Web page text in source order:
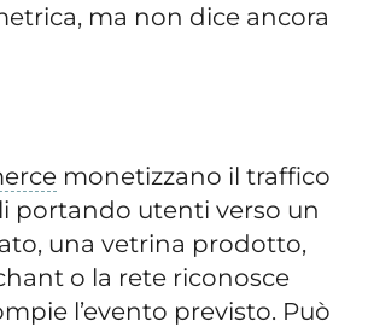
ma non dice ancora
monetizzano il traffico
portando utenti verso un
una vetrina prodotto,
o la rete riconosce
l’evento previsto. Può